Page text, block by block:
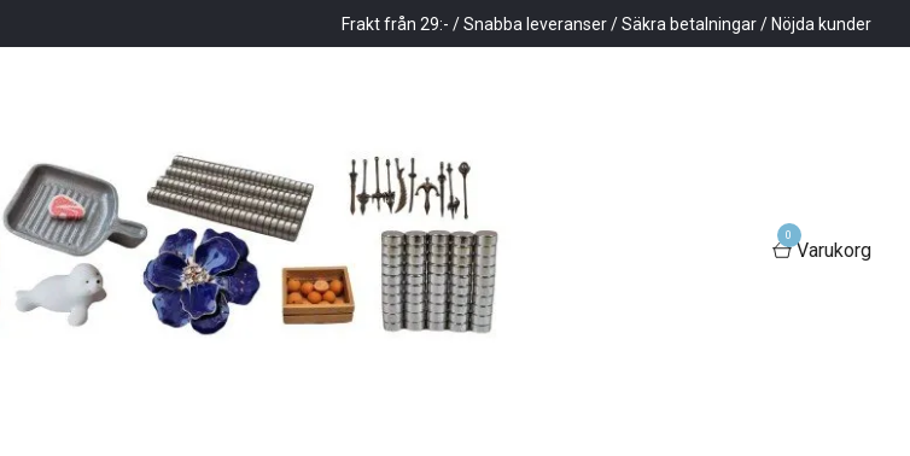
Frakt från 29:- / Snabba leveranser / Säkra betalningar / Nöjda kunder
0
Varukorg